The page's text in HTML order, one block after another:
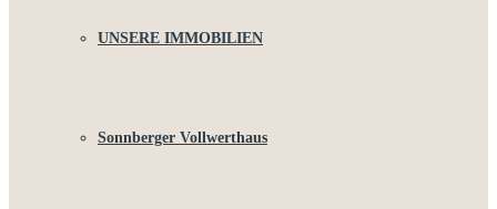
UNSERE IMMOBILIEN
Sonnberger Vollwerthaus